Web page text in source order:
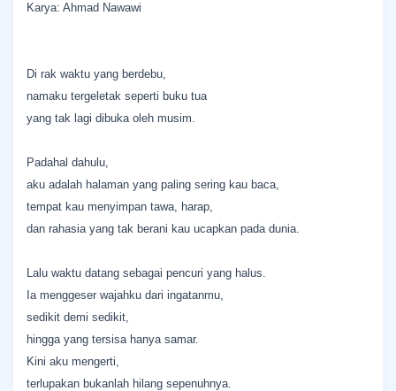
Karya: Ahmad Nawawi
Di rak waktu yang berdebu,
namaku tergeletak seperti buku tua
yang tak lagi dibuka oleh musim.
Padahal dahulu,
aku adalah halaman yang paling sering kau baca,
tempat kau menyimpan tawa, harap,
dan rahasia yang tak berani kau ucapkan pada dunia.
Lalu waktu datang sebagai pencuri yang halus.
Ia menggeser wajahku dari ingatanmu,
sedikit demi sedikit,
hingga yang tersisa hanya samar.
Kini aku mengerti,
terlupakan bukanlah hilang sepenuhnya.